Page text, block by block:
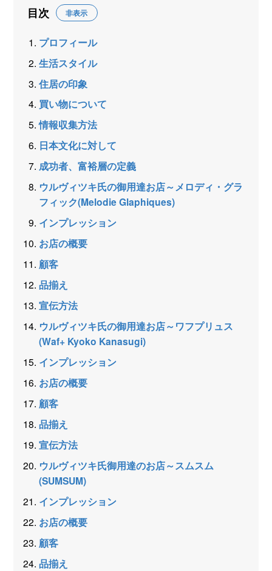
目次 非表示
プロフィール
生活スタイル
住居の印象
買い物について
情報収集方法
日本文化に対して
成功者、富裕層の定義
ウルヴィツキ氏の御用達お店～メロディ・グラ
フィック(Melodie Glaphiques)
インプレッション
お店の概要
顧客
品揃え
宣伝方法
ウルヴィツキ氏の御用達お店～ワフプリュス
(Waf+ Kyoko Kanasugi)
インプレッション
お店の概要
顧客
品揃え
宣伝方法
ウルヴィツキ氏御用達のお店～スムスム
(SUMSUM)
インプレッション
お店の概要
顧客
品揃え